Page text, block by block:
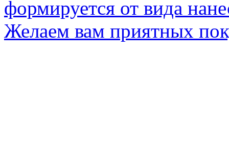
формируется от вида
Желаем вам приятных